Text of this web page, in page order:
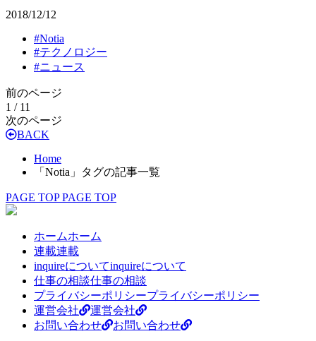
2018/12/12
#Notia
#テクノロジー
#ニュース
前のページ
1 / 11
次のページ
BACK
Home
「Notia」タグの記事一覧
PAGE TOP PAGE TOP
ホームホーム
連載連載
inquireについてinquireについて
仕事の相談仕事の相談
プライバシーポリシープライバシーポリシー
運営会社
運営会社
お問い合わせ
お問い合わせ